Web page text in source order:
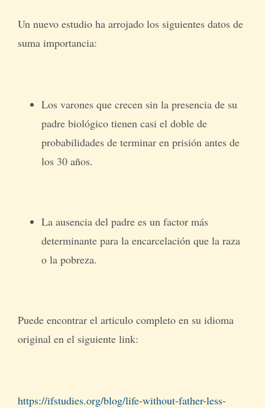
Un nuevo estudio ha arrojado los siguientes datos de
suma importancia:
Los varones que crecen sin la presencia de su
padre biológico tienen casi el doble de
probabilidades de terminar en prisión antes de
los 30 años.
La ausencia del padre es un factor más
determinante para la encarcelación que la raza
o la pobreza.
Puede encontrar el articulo completo en su idioma
original en el siguiente link:
https://ifstudies.org/blog/life-without-father-less-